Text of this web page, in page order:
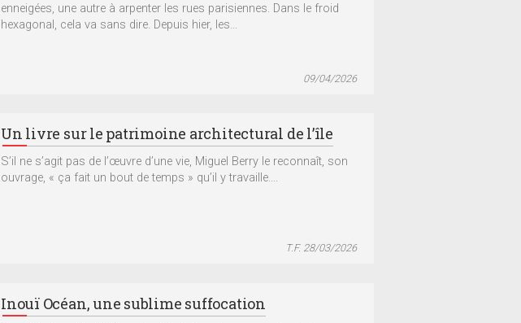
enneigées, une autre à arpenter les rues parisiennes. Dans le froid
hexagonal, cela va sans dire. Depuis hier, les...
09/04/2026
Un livre sur le patrimoine architectural de l’île
S’il ne s’agit pas de l’œuvre d’une vie, Miguel Berry le reconnaît, son
ouvrage, « ça fait un bout de temps » qu’il y travaille....
T.F. 28/03/2026
Inouï Océan, une sublime suffocation